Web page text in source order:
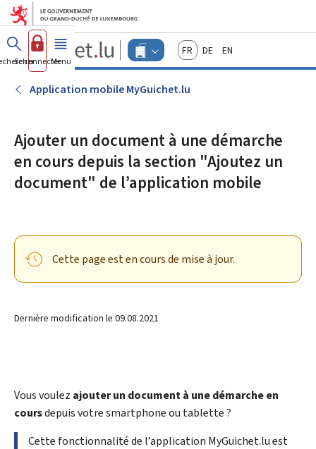
Aller au menu principal
Aller au contenu
Guichet.lu
Changer
d'espace
Menu
FrançaisDeutschEnglish
Se connecterMenu principal
Application mobile MyGuichet.lu
Ajouter un document à une démarche
en cours depuis la section "Ajoutez un
document" de l’application mobile
Cette page est en cours de mise à jour.
Dernière modification le 09.08.2021
Vous voulez ajouter un document à une démarche en
coursdepuis votresmartphoneou tablette ?
Cette fonctionnalité de l’application MyGuichet.lu est